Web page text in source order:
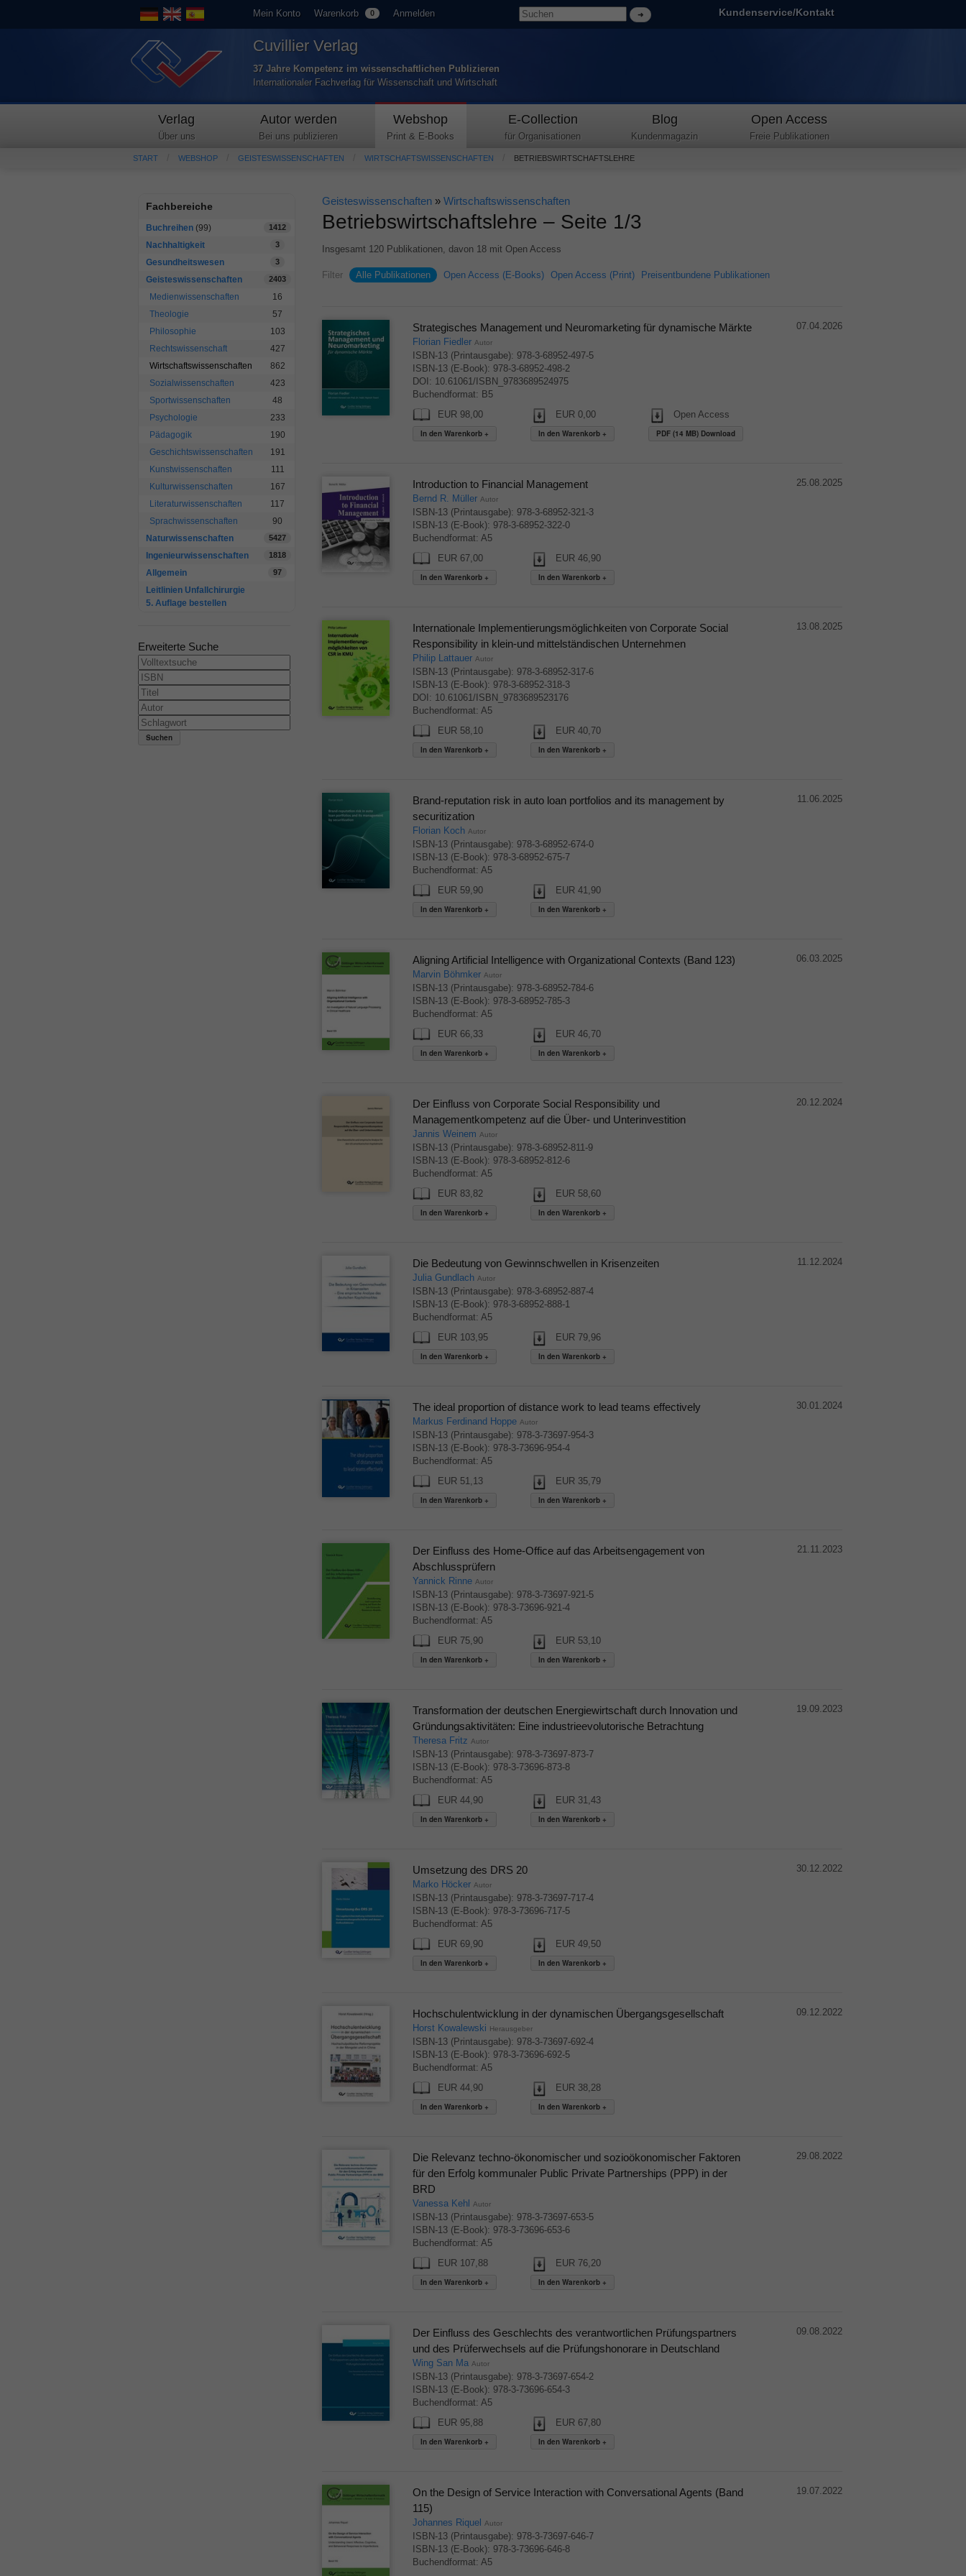
Mein Konto Warenkorb 0 Anmelden Kundenservice/Kontakt
Cuvillier Verlag
37 Jahre Kompetenz im wissenschaftlichen Publizieren
Internationaler Fachverlag für Wissenschaft und Wirtschaft
Verlag
Über uns
Autor werden
Bei uns publizieren
Webshop
Print & E-Books
E-Collection
für Organisationen
Blog
Kundenmagazin
Open Access
Freie Publikationen
START WEBSHOP GEISTESWISSENSCHAFTEN WIRTSCHAFTSWISSENSCHAFTEN BETRIEBSWIRTSCHAFTSLEHRE
Fachbereiche
Buchreihen (99) 1412
Nachhaltigkeit 3
Gesundheitswesen 3
Geisteswissenschaften 2403
Medienwissenschaften
16
Theologie
57
Philosophie
103
Rechtswissenschaft
427
Wirtschaftswissenschaften
862
Sozialwissenschaften
423
Sportwissenschaften
48
Psychologie
233
Pädagogik
190
Geschichtswissenschaften
191
Kunstwissenschaften
111
Kulturwissenschaften
167
Literaturwissenschaften
117
Sprachwissenschaften
90
Naturwissenschaften
5427
Ingenieurwissenschaften 1818
Allgemein 97
Leitlinien Unfallchirurgie
5. Auflage bestellen
Erweiterte Suche
Geisteswissenschaften» Wirtschaftswissenschaften
Betriebswirtschaftslehre – Seite 1/3
Insgesamt 120 Publikationen, davon 18 mit Open Access
Filter Alle Publikationen Open Access (E-Books) Open Access (Print) Preisentbundene Publikationen
Strategisches Management und Neuromarketing für dynamische Märkte
Florian Fiedler Autor
ISBN-13 (Printausgabe): 978-3-68952-497-5
ISBN-13 (E-Book): 978-3-68952-498-2
DOI: 10.61061/ISBN_9783689524975
Buchendformat: B5
EUR 98,00
EUR 0,00 Open Access
PDF (14 MB) Download
07.04.2026
Introduction to Financial Management
Bernd R. Müller Autor
ISBN-13 (Printausgabe): 978-3-68952-321-3
ISBN-13 (E-Book): 978-3-68952-322-0
Buchendformat: A5
EUR 67,00
EUR 46,90
25.08.2025
Internationale Implementierungsmöglichkeiten von Corporate Social
Responsibility in klein-und mittelständischen Unternehmen
Philip Lattauer Autor
ISBN-13 (Printausgabe): 978-3-68952-317-6
ISBN-13 (E-Book): 978-3-68952-318-3
DOI: 10.61061/ISBN_9783689523176
Buchendformat: A5
EUR 58,10
EUR 40,70
13.08.2025
Brand-reputation risk in auto loan portfolios and its management by
securitization
Florian Koch Autor
ISBN-13 (Printausgabe): 978-3-68952-674-0
ISBN-13 (E-Book): 978-3-68952-675-7
Buchendformat: A5
EUR 59,90
EUR 41,90
11.06.2025
Aligning Artificial Intelligence with Organizational Contexts (Band 123)
Marvin Böhmker Autor
ISBN-13 (Printausgabe): 978-3-68952-784-6
ISBN-13 (E-Book): 978-3-68952-785-3
Buchendformat: A5
EUR 66,33
EUR 46,70
06.03.2025
Der Einfluss von Corporate Social Responsibility und
Managementkompetenz auf die Über- und Unterinvestition
Jannis Weinem Autor
ISBN-13 (Printausgabe): 978-3-68952-811-9
ISBN-13 (E-Book): 978-3-68952-812-6
Buchendformat: A5
EUR 83,82
EUR 58,60
20.12.2024
Die Bedeutung von Gewinnschwellen in Krisenzeiten
Julia Gundlach Autor
ISBN-13 (Printausgabe): 978-3-68952-887-4
ISBN-13 (E-Book): 978-3-68952-888-1
Buchendformat: A5
EUR 103,95
EUR 79,96
11.12.2024
The ideal proportion of distance work to lead teams effectively
Markus Ferdinand Hoppe Autor
ISBN-13 (Printausgabe): 978-3-73697-954-3
ISBN-13 (E-Book): 978-3-73696-954-4
Buchendformat: A5
EUR 51,13
EUR 35,79
30.01.2024
Der Einfluss des Home-Office auf das Arbeitsengagement von
Abschlussprüfern
Yannick Rinne Autor
ISBN-13 (Printausgabe): 978-3-73697-921-5
ISBN-13 (E-Book): 978-3-73696-921-4
Buchendformat: A5
EUR 75,90
EUR 53,10
21.11.2023
Transformation der deutschen Energiewirtschaft durch Innovation und
Gründungsaktivitäten: Eine industrieevolutorische Betrachtung
Theresa Fritz Autor
ISBN-13 (Printausgabe): 978-3-73697-873-7
ISBN-13 (E-Book): 978-3-73696-873-8
Buchendformat: A5
EUR 44,90
EUR 31,43
19.09.2023
Umsetzung des DRS 20
Marko Höcker Autor
ISBN-13 (Printausgabe): 978-3-73697-717-4
ISBN-13 (E-Book): 978-3-73696-717-5
Buchendformat: A5
EUR 69,90
EUR 49,50
30.12.2022
Hochschulentwicklung in der dynamischen Übergangsgesellschaft
Horst Kowalewski Herausgeber
ISBN-13 (Printausgabe): 978-3-73697-692-4
ISBN-13 (E-Book): 978-3-73696-692-5
Buchendformat: A5
EUR 44,90
EUR 38,28
09.12.2022
Die Relevanz techno-ökonomischer und sozioökonomischer Faktoren
für den Erfolg kommunaler Public Private Partnerships (PPP) in der
BRD
Vanessa Kehl Autor
ISBN-13 (Printausgabe): 978-3-73697-653-5
ISBN-13 (E-Book): 978-3-73696-653-6
Buchendformat: A5
EUR 107,88
EUR 76,20
29.08.2022
Der Einfluss des Geschlechts des verantwortlichen Prüfungspartners
und des Prüferwechsels auf die Prüfungshonorare in Deutschland
Wing San Ma Autor
ISBN-13 (Printausgabe): 978-3-73697-654-2
ISBN-13 (E-Book): 978-3-73696-654-3
Buchendformat: A5
EUR 95,88
EUR 67,80
09.08.2022
On the Design of Service Interaction with Conversational Agents (Band
115)
Johannes Riquel Autor
ISBN-13 (Printausgabe): 978-3-73697-646-7
ISBN-13 (E-Book): 978-3-73696-646-8
Buchendformat: A5
19.07.2022